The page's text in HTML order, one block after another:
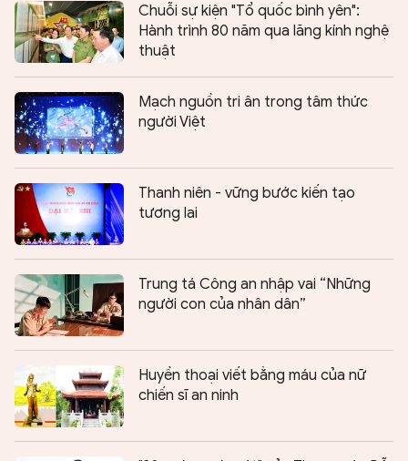
Chuỗi sự kiện "Tổ quốc bình yên":
Hành trình 80 năm qua lăng kính nghệ
thuật
Mạch nguồn tri ân trong tâm thức
người Việt
Thanh niên - vững bước kiến tạo
tương lai
Trung tá Công an nhập vai “Những
người con của nhân dân”
Huyền thoại viết bằng máu của nữ
chiến sĩ an ninh